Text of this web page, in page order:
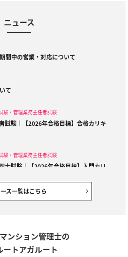
ニュース
間中の営業・対応について
て
験・管理業務主任者試験
試験｜【2026年合格目標】合格カリキ
験・管理業務主任者試験
士試験｜【2026年合格目標】入門カリ
験・管理業務主任者試験
！マンション管理士試験・管理業務主
ス一覧はこちら
ンション管理士の
ートアガルート